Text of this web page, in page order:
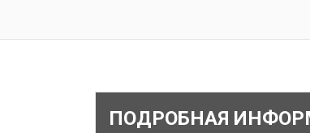
ПОДРОБНАЯ